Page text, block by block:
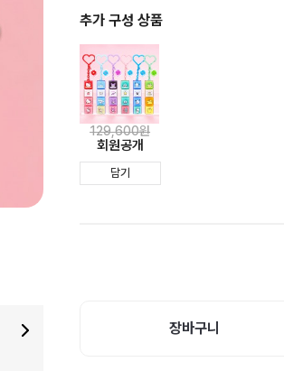
추가 구성 상품
129,600원
회원공개
담기
장바구니